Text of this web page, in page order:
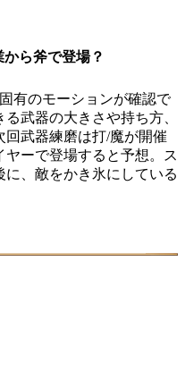
ら斧で登場？
有のモーションが確認で
武器の大きさや持ち方、
武器練磨は打/魔が開催
ーで登場すると予想。ス
、敵をかき氷にしている